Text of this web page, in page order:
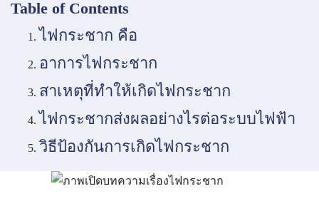
Table of Contents
ไฟกระชาก คือ
อาการไฟกระชาก
สาเหตุที่ทำให้เกิดไฟกระชาก
ไฟกระชากส่งผลอย่างไรต่อระบบไฟฟ้า
วิธีป้องกันการเกิดไฟกระชาก